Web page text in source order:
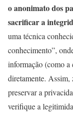
o anonimato dos
sacrificar a
uma técnica
conhecimento”,
informação (como a
diretamente.
preservar a
verifique a